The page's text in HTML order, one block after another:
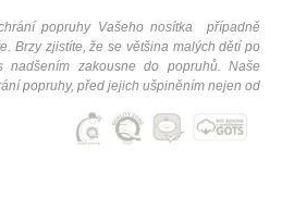
popruhy Vašeho nosítka případně
Brzy zjistíte, že se většina malých dětí po
nadšením zakousne do popruhů. Naše
popruhy, před jejich ušpiněním nejen od